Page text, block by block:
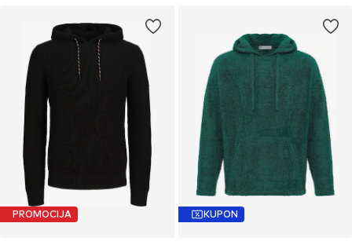
PROMOCIJA KUPON